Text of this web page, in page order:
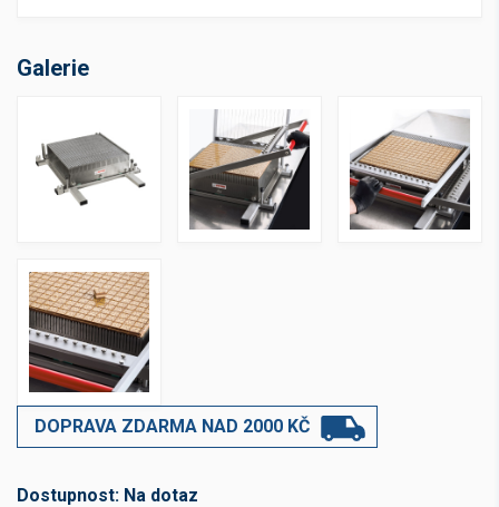
Galerie
DOPRAVA ZDARMA NAD 2000 KČ
Dostupnost: Na dotaz